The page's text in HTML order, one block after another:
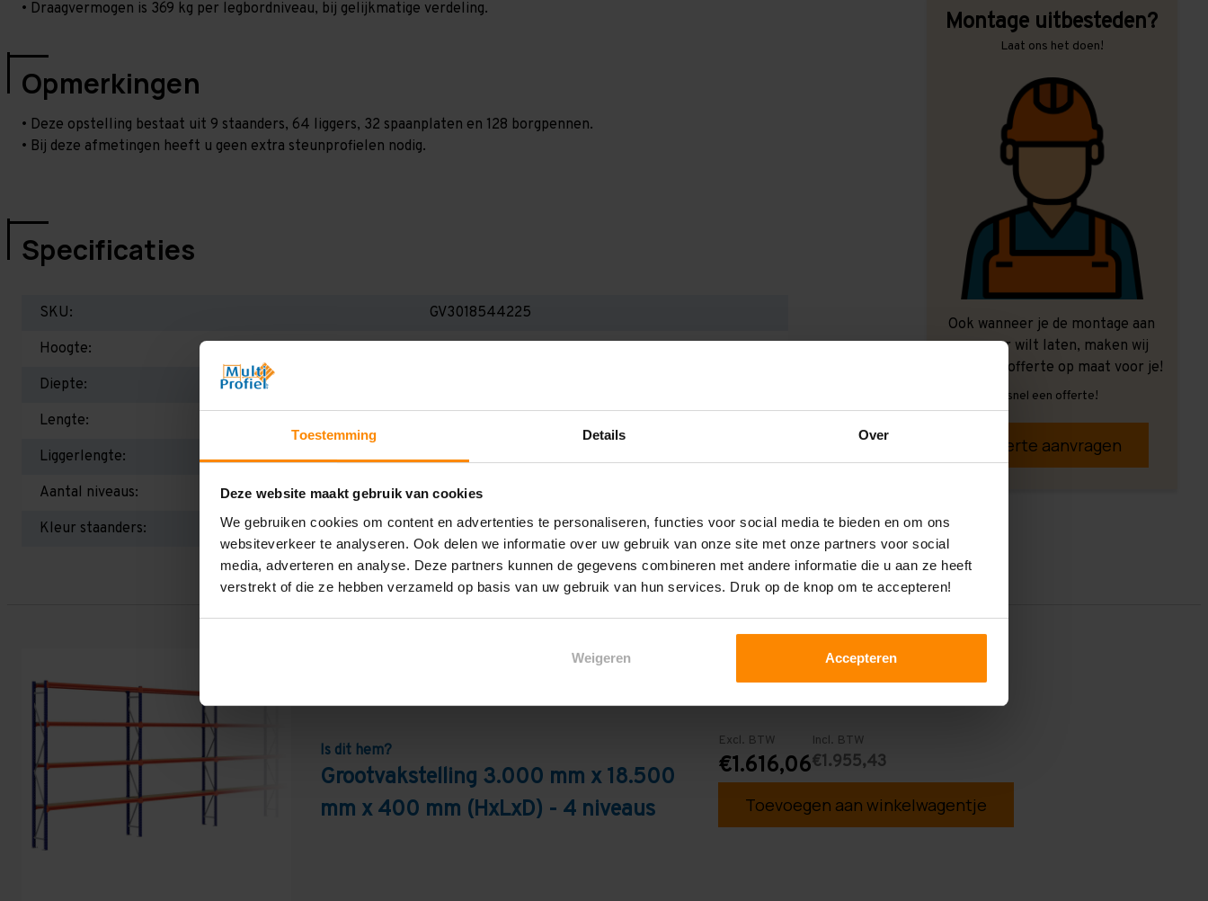
Toestemming Details Over
Deze website maakt gebruik van cookies
We gebruiken cookies om content en advertenties te personaliseren, functies voor social media te bieden en om ons
websiteverkeer te analyseren. Ook delen we informatie over uw gebruik van onze site met onze partners voor social
media, adverteren en analyse. Deze partners kunnen de gegevens combineren met andere informatie die u aan ze heeft
verstrekt of die ze hebben verzameld op basis van uw gebruik van hun services. Druk op de knop om te accepteren!
Weigeren Accepteren
• Draagvermogen is 369 kg per legbordniveau, bij gelijkmatige verdeling.
Opmerkingen
• Deze opstelling bestaat uit 9 staanders, 64 liggers, 32 spaanplaten en 128 borgpennen.
• Bij deze afmetingen heeft u geen extra steunprofielen nodig.
Specificaties
SKU:
GV3018544225
Hoogte:
Diepte:
Lengte:
Liggerlengte:
2.250 mm
Aantal niveaus:
4
Kleur staanders:
Blauw
Montage uitbesteden?
Laat ons het doen!
Ook wanneer je de montage aan
ons over wilt laten, maken wij
graag een offerte op maat voor je!
Vrijblijvend, snel een offerte!
Offerte aanvragen
Is dit hem?
Grootvakstelling 3.000 mm x 18.500
mm x 400 mm (HxLxD) - 4 niveaus
Excl. BTW
€1.616,06
Incl. BTW
€1.955,43
Toevoegen aan winkelwagentje